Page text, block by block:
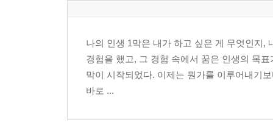
나의 인생 1막은 내가 하고 싶은 게 무엇인지,
경험을 했고, 그 경험 속에서 꿈은 인생의 목
막이 시작되었다. 이제는 뭔가를 이루어내기
바로 ...